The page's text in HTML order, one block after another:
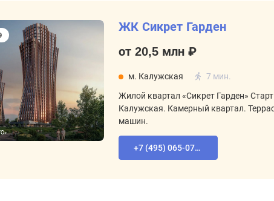
ЖК Сикрет Гарден
от 20,5 млн ₽
м. Калужская 7 мин.
Жилой квартал «Сикрет Гарден»
Калужская. Камерный квартал.
машин.
+7 (495) 065-07-55